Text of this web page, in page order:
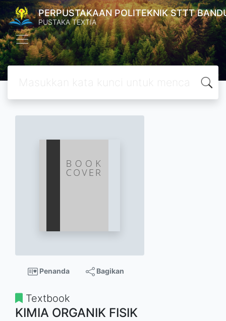
PERPUSTAKAAN POLITEKNIK STTT
PUSTAKA TEXTIA
Penanda Bagikan
Textbook
KIMIA ORGANIK FISIK